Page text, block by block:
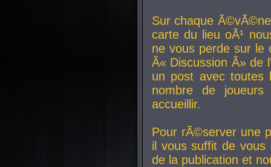
Sur chaque
carte du lieu oÃ¹
ne vous perde sur le
Â« Discussion Â» de
un post avec toutes
nombre de
accueillir.
Pour rÃ©server une
il vous suffit de vous
de la publication et